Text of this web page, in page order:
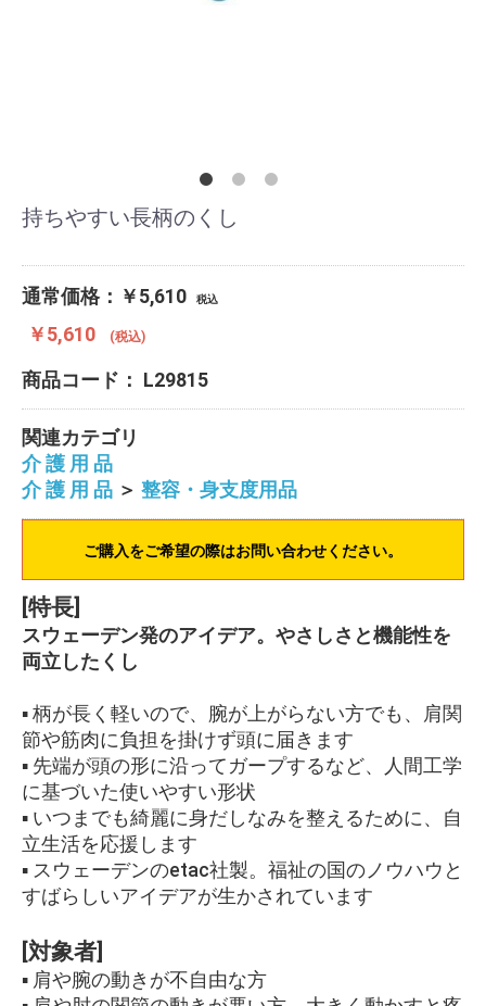
持ちやすい長柄のくし
通常価格：￥5,610 税込
￥5,610 (税込)
商品コード： L29815
関連カテゴリ
介 護 用 品
介 護 用 品 ＞ 整容・身支度用品
ご購入をご希望の際はお問い合わせください。
[特長]
スウェーデン発のアイデア。やさしさと機能性を
両立したくし
▪ 柄が長く軽いので、腕が上がらない方でも、肩関
節や筋肉に負担を掛けず頭に届きます
▪ 先端が頭の形に沿ってガープするなど、人間工学
に基づいた使いやすい形状
▪ いつまでも綺麗に身だしなみを整えるために、自
立生活を応援します
▪ スウェーデンのetac社製。福祉の国のノウハウと
すばらしいアイデアが生かされています
[対象者]
▪ 肩や腕の動きが不自由な方